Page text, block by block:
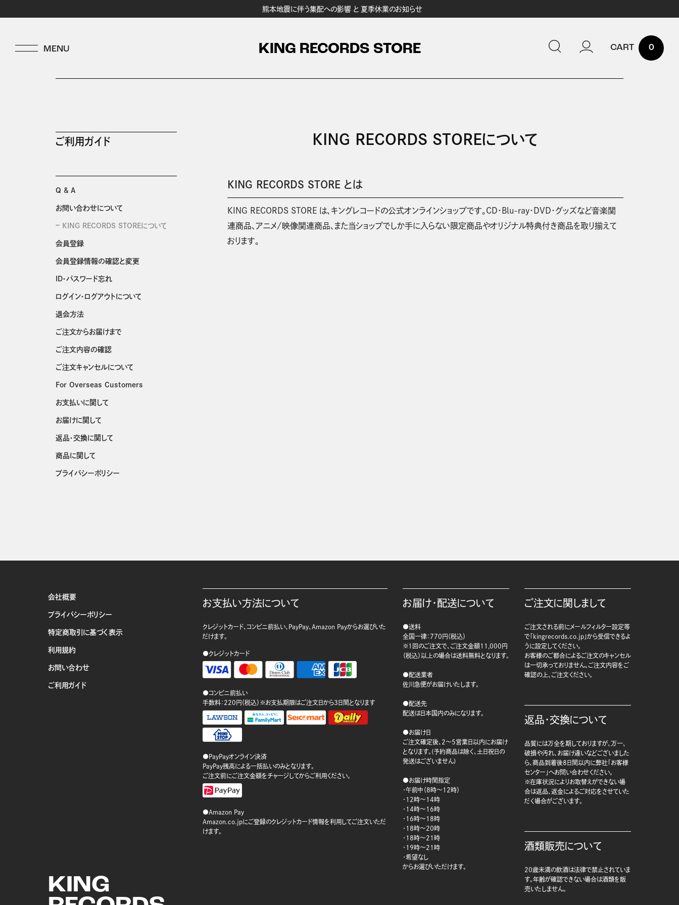
熊本地震に伴う集配への影響 と 夏季休業のお知らせ
KING RECORDS STORE 0
ご利用ガイド
Q & A
お問い合わせについて
KING RECORDS STOREについて
会員登録
会員登録情報の確認と変更
ID・パスワード忘れ
ログイン・ログアウトについて
退会方法
ご注文からお届けまで
ご注文内容の確認
ご注文キャンセルについて
For Overseas Customers
お支払いに関して
お届けに関して
返品・交換に関して
商品に関して
プライバシーポリシー
KING RECORDS STOREについて
KING RECORDS STORE とは
KING RECORDS STORE は、キングレコードの公式オンラインショップです。CD・Blu-ray・DVD・グッズなど音楽関
連商品、アニメ/映像関連商品、また当ショップでしか手に入らない限定商品やオリジナル特典付き商品を取り揃えて
おります。
会社概要
プライバシーポリシー
特定商取引に基づく表示
利用規約
お問い合わせ
ご利用ガイド
KING
お支払い方法について
クレジットカード、コンビニ前払い、PayPay、Amazon Payからお選びいた
だけます。
●クレジットカード
●コンビニ前払い
手数料：220円（税込）※お支払期限はご注文日から3日間となります
●PayPayオンライン決済
PayPay残高による一括払いのみとなります。
ご注文前にご注文金額をチャージしてからご利用ください。
●Amazon Pay
Amazon.co.jpにご登録のクレジットカード情報を利用してご注文いただ
けます。
お届け・配送について
●送料
全国一律：770円（税込）
※1回のご注文で、ご注文金額11,000円
（税込）以上の場合は送料無料となります。
●配送業者
佐川急便がお届けいたします。
●配送先
配送は日本国内のみになります。
●お届け日
ご注文確定後、2～5営業日以内にお届け
となります。(予約商品は除く、土日祝日の
発送はございません)
●お届け時間指定
・午前中（8時～12時）
・12時～14時
・14時～16時
・16時～18時
・18時～20時
・18時～21時
・19時～21時
・希望なし
からお選びいただけます。
ご注文に関しまして
ご注文される前にメールフィルター設定等
で「kingrecords.co.jp」から受信できるよ
うに設定してください。
お客様のご都合によるご注文のキャンセル
は一切承っておりません。ご注文内容をご
確認の上、ご注文ください。
返品・交換について
品質には万全を期しておりますが、万一、
破損や汚れ、お届け違いなどございました
ら、商品到着後8日間以内に弊社「お客様
センター」へお問い合わせください。
※在庫状況によりお取替えができない場
合は返品、返金によるご対応をさせていた
だく場合がございます。
酒類販売について
20歳未満の飲酒は法律で禁止されていま
す。年齢が確認できない場合は酒類を販
売いたしません。